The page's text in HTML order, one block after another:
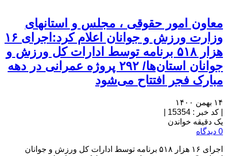
معاون امور حقوقی ، مجلس و استانهای
وزارت ورزش و جوانان اعلام کرد:اجرای ۱۶
هزار ۵۱۸ برنامه توسط ادارات کل ورزش و
جوانان استان‌ها/ ۲۹۲ پروژه عمرانی در دهه
مبارک فجر افتتاح می‌شود
۱۴ بهمن ۱۴۰۰
کد خبر : 15354
یک دقیقه خواندن
0 دیدگاه
اجرای ۱۶ هزار ۵۱۸ برنامه توسط ادارات کل ورزش و جوانان